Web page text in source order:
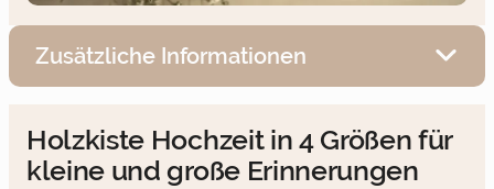
Zusätzliche Informationen
Holzkiste Hochzeit in 4 Größen für
kleine und große Erinnerungen